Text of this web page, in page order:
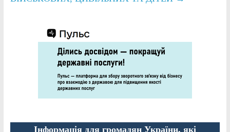
Інформація для громадян України, які